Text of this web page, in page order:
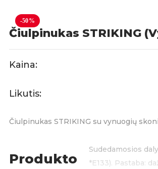
-50%
Čiulpinukas STRIKING
Kaina:
Likutis:
Čiulpinukas STRIKING su vynuogių
Produkto
Sudedamosios
*E133). Pastaba: